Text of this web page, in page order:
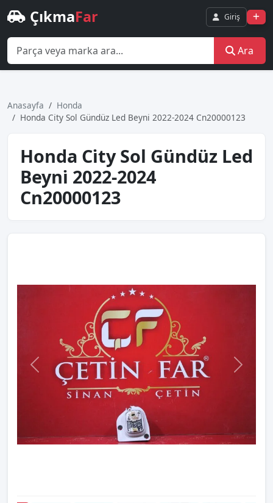
ÇıkmaFar Giriş
Ara
Anasayfa
Honda
Honda Ci̇ty Sol Gündüz Led Beyni̇ 2022-2024 Cn20000123
Honda Ci̇ty Sol Gündüz Led
Beyni̇ 2022-2024
Cn20000123